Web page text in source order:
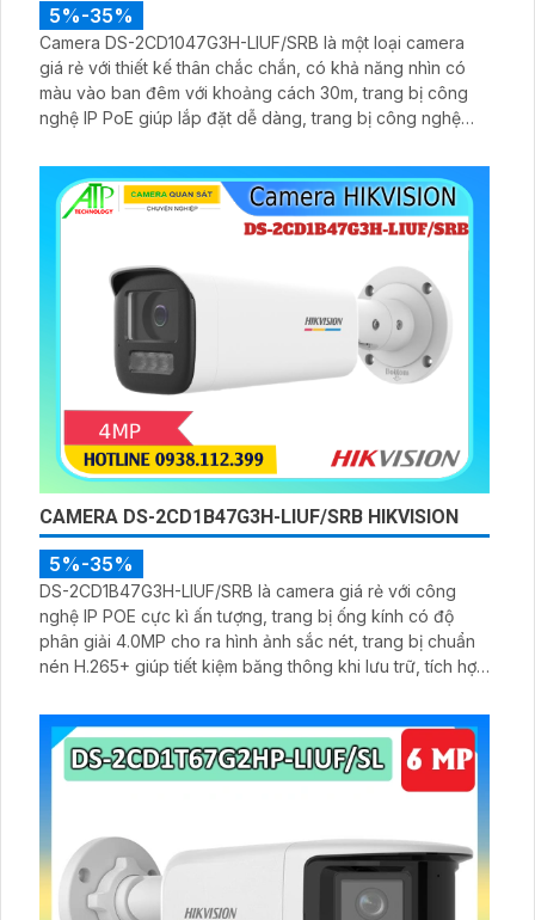
5%-35%
Camera DS-2CD1047G3H-LIUF/SRB là một loại camera
giá rẻ với thiết kế thân chắc chắn, có khả năng nhìn có
màu vào ban đêm với khoảng cách 30m, trang bị công
nghệ IP PoE giúp lắp đặt dễ dàng, trang bị công nghệ
CAMERA DS-2CD1B47G3H-LIUF/SRB HIKVISION
5%-35%
DS-2CD1B47G3H-LIUF/SRB là camera giá rẻ với công
nghệ IP POE cực kì ấn tượng, trang bị ống kính có độ
phân giải 4.0MP cho ra hình ảnh sắc nét, trang bị chuẩn
nén H.265+ giúp tiết kiệm băng thông khi lưu trữ, tích hợp